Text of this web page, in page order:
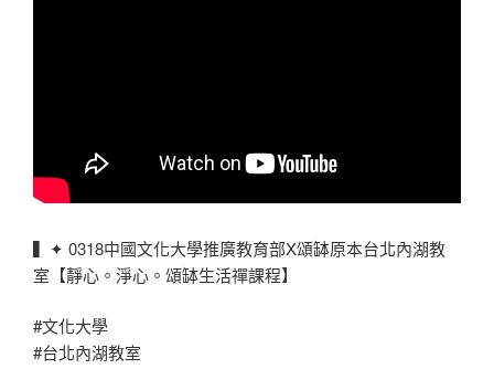
▍✦ 0318中國文化大學推廣教育部X頌缽原本台北內湖教
室【靜心。淨心。頌缽生活禪課程】
#文化大學
#台北內湖教室